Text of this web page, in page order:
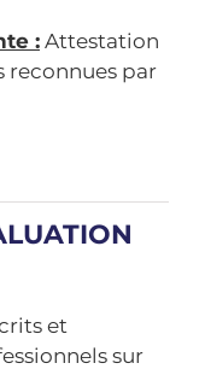
:Attestation
reconnues par
et
sur